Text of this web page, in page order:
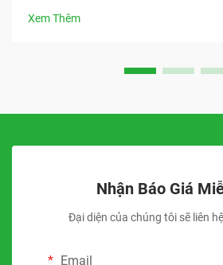
Xem Thêm
Nhận Báo Giá
Đại diện của chúng tôi sẽ liên
Email